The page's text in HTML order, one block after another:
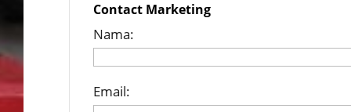
Contact Marketing
Nama:
Email: